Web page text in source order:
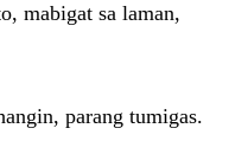
mabigat sa laman,
parang tumigas.